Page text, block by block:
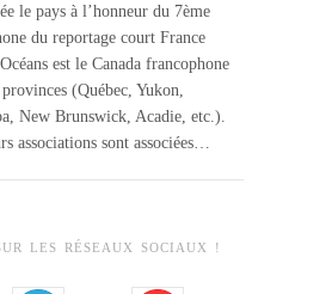
le pays à l’honneur du 7ème
du reportage court France
est le Canada francophone
(Québec, Yukon,
New Brunswick, Acadie, etc.).
associations sont associées…
LES RÉSEAUX SOCIAUX !